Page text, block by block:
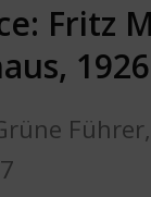
Fritz
1926